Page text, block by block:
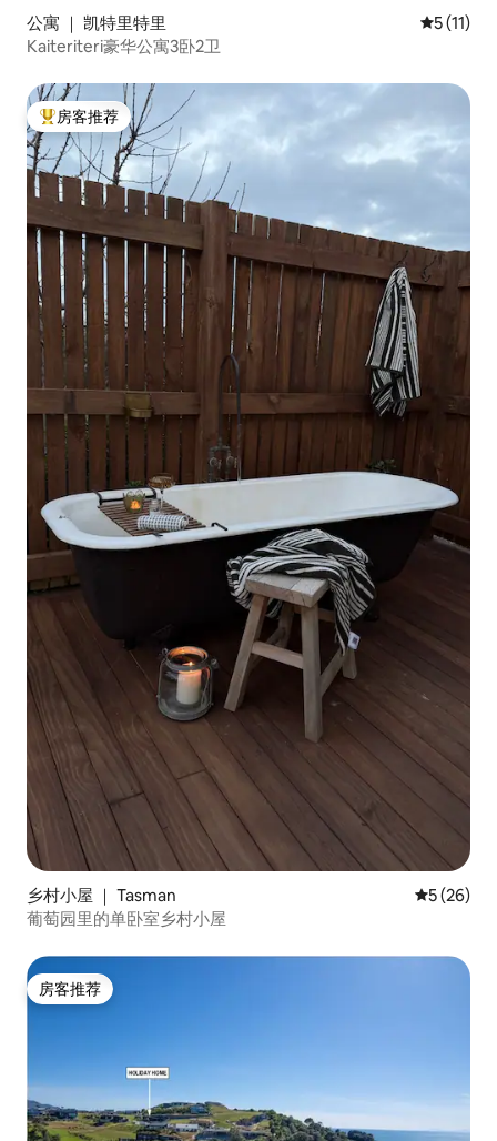
公寓 ｜ 凯特里特里 平均评分
5 (11)
Kaiteriteri豪华公寓3卧2卫
热门「房客推荐」
房客推荐
乡村小屋 ｜ Tasman 平均评分
5 (26)
葡萄园里的单卧室乡村小屋
房客推荐
房客推荐